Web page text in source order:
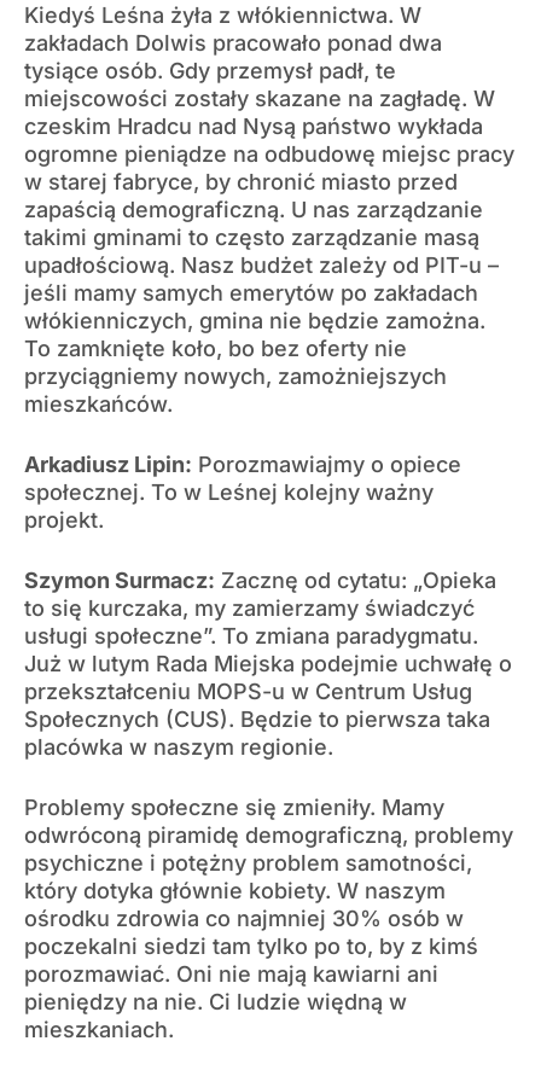
Kiedyś Leśna żyła z włókiennictwa. W
zakładach Dolwis pracowało ponad dwa
tysiące osób. Gdy przemysł padł, te
miejscowości zostały skazane na zagładę. W
czeskim Hradcu nad Nysą państwo wykłada
ogromne pieniądze na odbudowę miejsc pracy
w starej fabryce, by chronić miasto przed
zapaścią demograficzną. U nas zarządzanie
takimi gminami to często zarządzanie masą
upadłościową. Nasz budżet zależy od PIT-u –
jeśli mamy samych emerytów po zakładach
włókienniczych, gmina nie będzie zamożna.
To zamknięte koło, bo bez oferty nie
przyciągniemy nowych, zamożniejszych
mieszkańców.
Arkadiusz Lipin: Porozmawiajmy o opiece
społecznej. To w Leśnej kolejny ważny
projekt.
Szymon Surmacz: Zacznę od cytatu: „Opieka
to się kurczaka, my zamierzamy świadczyć
usługi społeczne”. To zmiana paradygmatu.
Już w lutym Rada Miejska podejmie uchwałę o
przekształceniu MOPS-u w Centrum Usług
Społecznych (CUS). Będzie to pierwsza taka
placówka w naszym regionie.
Problemy społeczne się zmieniły. Mamy
odwróconą piramidę demograficzną, problemy
psychiczne i potężny problem samotności,
który dotyka głównie kobiety. W naszym
ośrodku zdrowia co najmniej 30% osób w
poczekalni siedzi tam tylko po to, by z kimś
porozmawiać. Oni nie mają kawiarni ani
pieniędzy na nie. Ci ludzie więdną w
mieszkaniach.